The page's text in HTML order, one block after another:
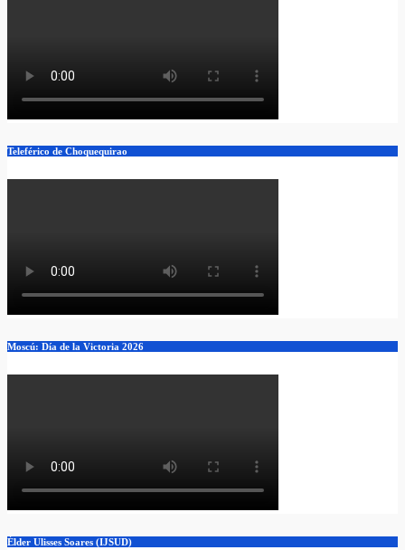
Teleférico de Choquequirao
Moscú: Día de la Victoria 2026
Élder Ulisses Soares (IJSUD)